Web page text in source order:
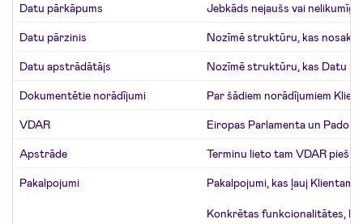
Datu pārkāpums Jebkāds nejaušs vai
Datu pārzinis Nozīmē struktūru, kas nosaka
Datu apstrādātājs Nozīmē struktūru, kas Datu
Dokumentētie norādījumi Par šādiem norādījumiem
VDAR Eiropas Parlamenta un
Apstrāde Terminu lieto tam VDAR
Pakalpojumi Pakalpojumi, kas ļauj
Konkrētas funkcionalitātes,